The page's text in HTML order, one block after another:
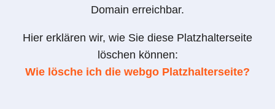
Domain erreichbar.
Hier erklären wir, wie Sie diese Platzhalterseite
löschen können:
Wie lösche ich die webgo Platzhalterseite?